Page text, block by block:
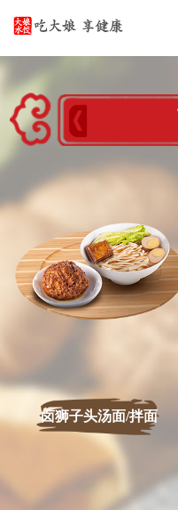
产品展示 关于我们
大娘商贸
卤狮子头汤面/拌面